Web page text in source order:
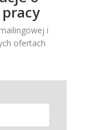
i
ofertach